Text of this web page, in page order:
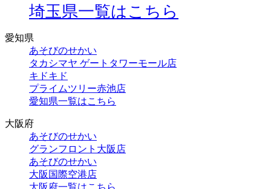
埼玉県一覧はこちら
愛知県
あそびのせかい
タカシマヤ ゲートタワーモール店
キドキド
プライムツリー赤池店
愛知県一覧はこちら
大阪府
あそびのせかい
グランフロント大阪店
あそびのせかい
大阪国際空港店